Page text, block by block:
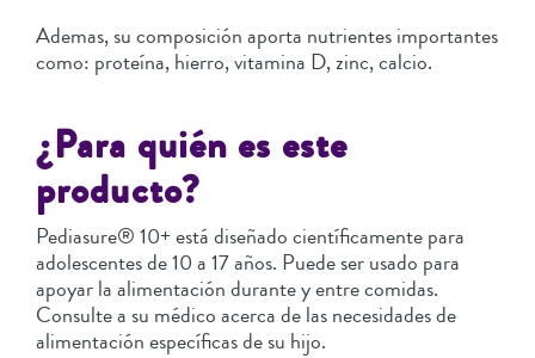
Ademas, su composición aporta nutrientes importantes
como: proteína, hierro, vitamina D, zinc, calcio.
¿Para quién es este
producto?
Pediasure® 10+ está diseñado científicamente para
adolescentes de 10 a 17 años. Puede ser usado para
apoyar la alimentación durante y entre comidas.
Consulte a su médico acerca de las necesidades de
alimentación específicas de su hijo.